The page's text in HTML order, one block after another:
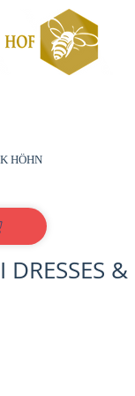
HÖHN
&